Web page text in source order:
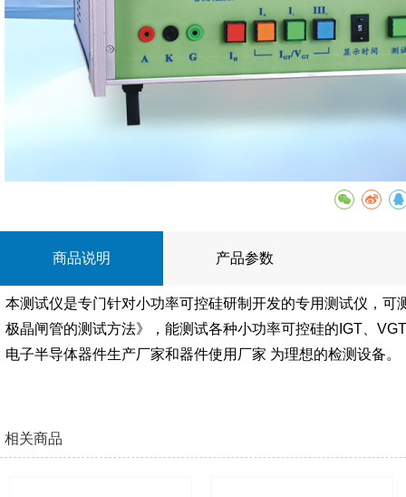
商品说明 产品参数
本测试仪是专门针对小功率可控硅研制开发的专用测试仪，
极晶闸管的测试方法》，能测试各种小功率可控硅的IGT、
电子半导体器件生产厂家和器件使用厂家 为理想的检测设备。
相关商品